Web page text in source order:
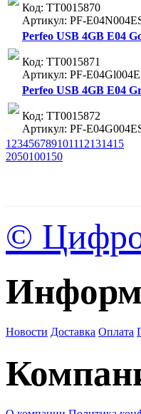
Код: ТТ0015870
Артикул: PF-
Perfeo USB 4GB E04
Код: ТТ0015871
Артикул: PF-
Perfeo USB 4GB E04
Код: ТТ0015872
Артикул: PF-
1 23456789101112131415
2050100150
©
Новости Доставка Оплата